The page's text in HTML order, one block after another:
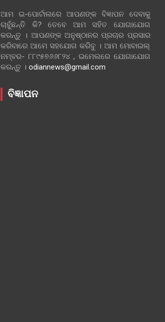
ଆମ ଇ-ପୋର୍ଟାଲରେ ଆପଣଙ୍କ ବିଜ୍ଞାପନ ଦେବାକୁ
ଚାହୁଁଛନ୍ତି କି? ତେବେ ଆମ ସହିତ ଯୋଗାଯୋଗ
କରନ୍ତୁ । ଆପଣଙ୍କ ଅନୁଷ୍ଠାନର ପ୍ରଚାର ପ୍ରସାର
କରିବାରେ ଆମେ ସହଯୋଗ କରିବୁ । ଆମ ମୋବାଇଲ୍
ନମ୍ବର- ୮୮୯୫୭୬୬୮୨୪ , ଇମେଲରେ ଯୋଗାଯୋଗ
କରନ୍ତୁ । odiannews@gmail.com
ବିଜ୍ଞାପନ